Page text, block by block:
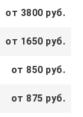
от 3800 руб.
от 1650 руб.
от 850 руб.
от 875 руб.